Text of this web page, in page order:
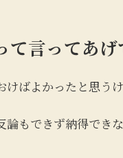
て言ってあ
けばよかったと思う
もできず納得でき